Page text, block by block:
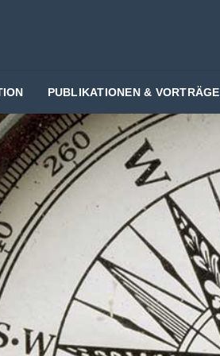
PUBLIKATIONEN & VORTRÄGE